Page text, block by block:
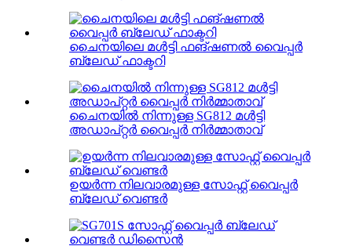
ചൈനയിലെ മൾട്ടി ഫങ്ഷണൽ വൈപ്പർ
ബ്ലേഡ് ഫാക്ടറി
ചൈനയിൽ നിന്നുള്ള SG812 മൾട്ടി
അഡാപ്റ്റർ വൈപ്പർ നിർമ്മാതാവ്
ഉയർന്ന നിലവാരമുള്ള സോഫ്റ്റ് വൈപ്പർ
ബ്ലേഡ് വെണ്ടർ